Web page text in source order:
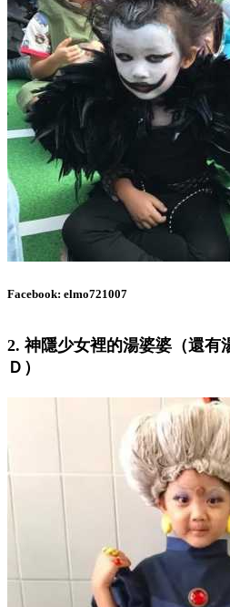
Facebook: elmo721007
2. 神隱少女裡的湯婆婆（還有
Ｄ）